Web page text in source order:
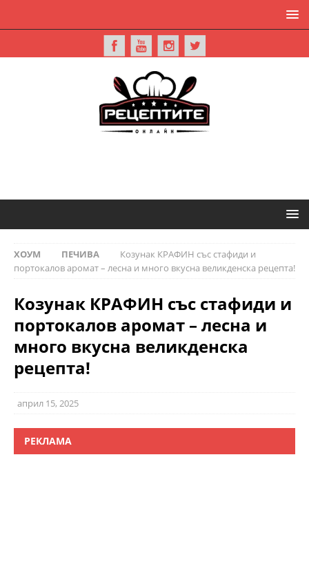
ХОУМ ПЕЧИВА
Козунак КРАФИН със стафиди и
портокалов аромат – лесна и много вкусна великденска рецепта!
Козунак КРАФИН със стафиди и
портокалов аромат – лесна и
много вкусна великденска
рецепта!
април 15, 2025
РЕКЛАМА